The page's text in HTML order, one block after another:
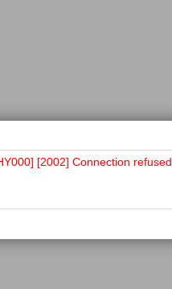
[2002] Connection refused